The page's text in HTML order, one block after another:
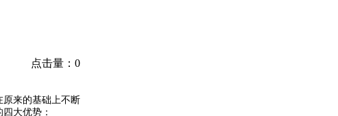
点击量：0
原来的基础上不断
大优势：